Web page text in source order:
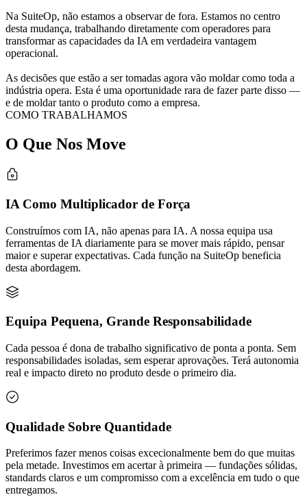
Na SuiteOp, não estamos a observar de fora. Estamos no centro
desta mudança, trabalhando diretamente com operadores para
transformar as capacidades da IA em verdadeira vantagem
operacional.
As decisões que estão a ser tomadas agora vão moldar como toda a
indústria opera. Esta é uma oportunidade rara de fazer parte disso —
e de moldar tanto o produto como a empresa.
COMO TRABALHAMOS
O Que Nos Move
IA Como Multiplicador de Força
Construímos com IA, não apenas para IA. A nossa equipa usa
ferramentas de IA diariamente para se mover mais rápido, pensar
maior e superar expectativas. Cada função na SuiteOp beneficia
desta abordagem.
Equipa Pequena, Grande Responsabilidade
Cada pessoa é dona de trabalho significativo de ponta a ponta. Sem
responsabilidades isoladas, sem esperar aprovações. Terá autonomia
real e impacto direto no produto desde o primeiro dia.
Qualidade Sobre Quantidade
Preferimos fazer menos coisas excecionalmente bem do que muitas
pela metade. Investimos em acertar à primeira — fundações sólidas,
standards claros e um compromisso com a excelência em tudo o que
entregamos.